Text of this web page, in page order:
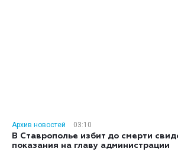
Архив новостей
03:10
В Ставрополье избит до смерти
показания на главу администрации